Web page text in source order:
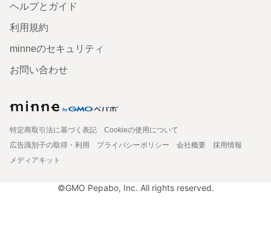
ヘルプとガイド
利用規約
minneのセキュリティ
お問い合わせ
特定商取引法に基づく表記
Cookieの使用について
広告識別子の取得・利用
プライバシーポリシー 会社概要
採用情報
メディアキット
©GMO Pepabo, Inc. All rights reserved.